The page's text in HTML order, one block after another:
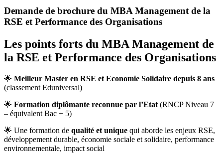
Demande de brochure du MBA Management de la
RSE et Performance des Organisations
Les points forts du MBA Management de
la RSE et Performance des Organisations
🌟 Meilleur Master en RSE et Economie Solidaire depuis 8 ans
(classement Eduniversal)
🌟 Formation diplômante reconnue par l’Etat (RNCP Niveau 7
– équivalent Bac + 5)
🌟 Une formation de qualité et unique qui aborde les enjeux RSE,
développement durable, économie sociale et solidaire, performance
environnementale, impact social